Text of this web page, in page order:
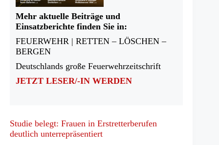
Mehr aktuelle Beiträge und
Einsatzberichte finden Sie in:
FEUERWEHR | RETTEN – LÖSCHEN –
BERGEN
Deutschlands große Feuerwehrzeitschrift
JETZT LESER/-IN WERDEN
Studie belegt: Frauen in Erstretterberufen
deutlich unterrepräsentiert